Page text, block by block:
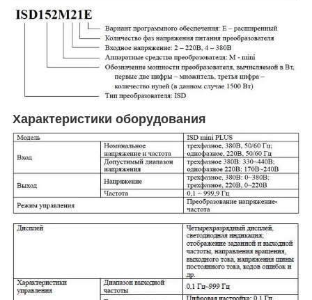
Характеристики оборудования